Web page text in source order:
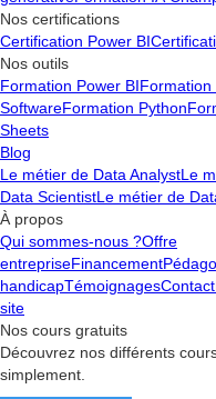
Nos certifications
Certification Power BI
Nos outils
Formation Power BIFormation
SoftwareFormation Python
Sheets
Blog
Le métier de Data AnalystLe
Data ScientistLe métier de
À propos
Qui sommes-nous ?Offre
entrepriseFinancement
handicapTémoignagesContact
site
Nos cours gratuits
Découvrez nos différents
simplement.